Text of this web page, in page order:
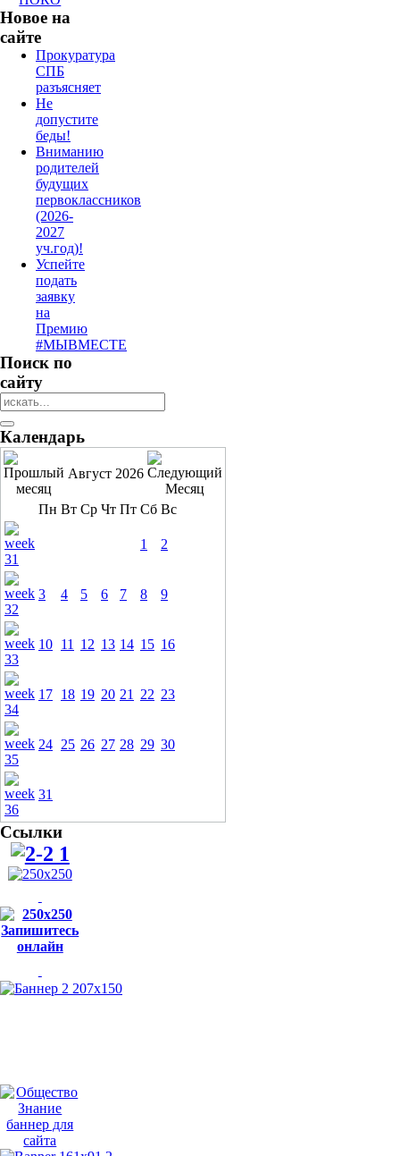
Новое на
сайте
Прокуратура
СПБ
разъясняет
Не
допустите
беды!
Вниманию
родителей
будущих
первоклассников
(2026-
2027
уч.год)!
Успейте
подать
заявку
на
Премию
#МЫВМЕСТЕ
Поиск по
сайту
Календарь
Август 2026
Пн Вт Ср Чт Пт Сб Вс
1 2
3 4 5 6 7 8 9
10 11 12 13 14 15 16
17 18 19 20 21 22 23
24 25 26 27 28 29 30
31
Ссылки